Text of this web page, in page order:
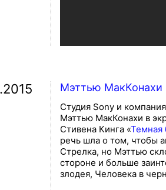
Мэттью МакКонахи
Студия Sony и
Мэттью МакКонахи в
Стивена Кинга «Темная
речь шла о том, чтобы
Стрелка, но Мэттью
стороне и больше
злодея, Человека в